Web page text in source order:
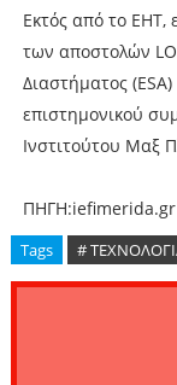
Εκτός από το ΕΗΤ,
των αποστολών
Διαστήματος
επιστημονικού
Ινστιτούτου Μαξ
ΠΗΓΗ:iefimerida.gr
Tags #